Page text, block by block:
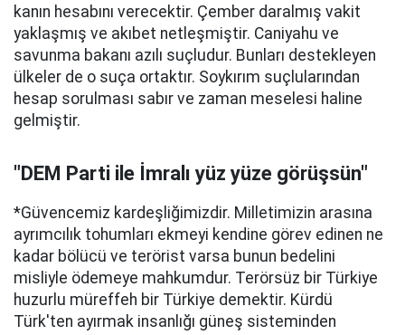
kanın hesabını verecektir. Çember daralmış vakit
yaklaşmış ve akıbet netleşmiştir. Caniyahu ve
savunma bakanı azılı suçludur. Bunları destekleyen
ülkeler de o suça ortaktır. Soykırım suçlularından
hesap sorulması sabır ve zaman meselesi haline
gelmiştir.
"DEM Parti ile İmralı yüz yüze görüşsün"
*Güvencemiz kardeşliğimizdir. Milletimizin arasına
ayrımcılık tohumları ekmeyi kendine görev edinen ne
kadar bölücü ve terörist varsa bunun bedelini
misliyle ödemeye mahkumdur. Terörsüz bir Türkiye
huzurlu müreffeh bir Türkiye demektir. Kürdü
Türk'ten ayırmak insanlığı güneş sisteminden